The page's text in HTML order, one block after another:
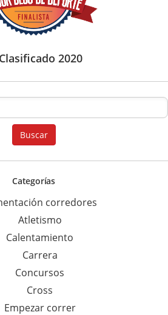
2020
u
s
c
p
a
r
a
:
Buscar
Categorías
corredores
Atletismo
Calentamiento
Carrera
Concursos
Cross
Empezar correr